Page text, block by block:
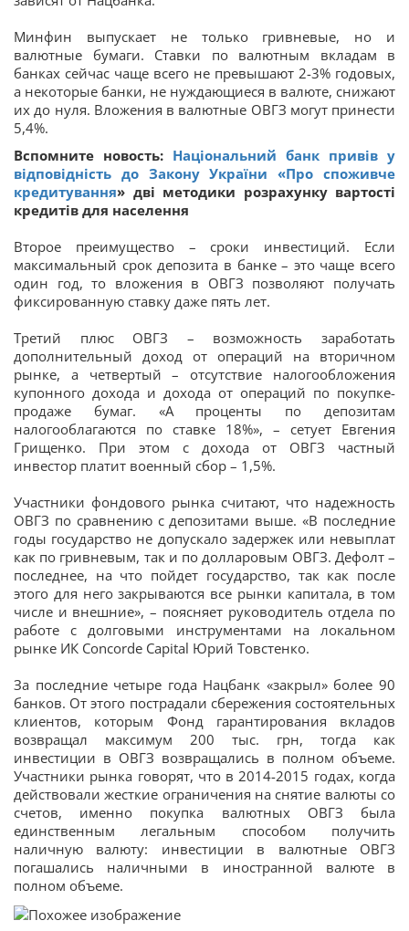
Минфин выпускает не только гривневые, но и
валютные бумаги. Ставки по валютным вкладам в
банках сейчас чаще всего не превышают 2-3% годовых,
а некоторые банки, не нуждающиеся в валюте, снижают
их до нуля. Вложения в валютные ОВГЗ могут принести
5,4%.
Вспомните новость: Національний банк привів у
відповідність до Закону України «Про споживче
кредитування» дві методики розрахунку вартості
кредитів для населення
Второе преимущество – сроки инвестиций. Если
максимальный срок депозита в банке – это чаще всего
один год, то вложения в ОВГЗ позволяют получать
фиксированную ставку даже пять лет.
Третий плюс ОВГЗ – возможность заработать
дополнительный доход от операций на вторичном
рынке, а четвертый – отсутствие налогообложения
купонного дохода и дохода от операций по покупке-
продаже бумаг. «А проценты по депозитам
налогооблагаются по ставке 18%», – сетует Евгения
Грищенко. При этом с дохода от ОВГЗ частный
инвестор платит военный сбор – 1,5%.
Участники фондового рынка считают, что надежность
ОВГЗ по сравнению с депозитами выше. «В последние
годы государство не допускало задержек или невыплат
как по гривневым, так и по долларовым ОВГЗ. Дефолт –
последнее, на что пойдет государство, так как после
этого для него закрываются все рынки капитала, в том
числе и внешние», – поясняет руководитель отдела по
работе с долговыми инструментами на локальном
рынке ИК Concorde Cаpital Юрий Товстенко.
За последние четыре года Нацбанк «закрыл» более 90
банков. От этого пострадали сбережения состоятельных
клиентов, которым Фонд гарантирования вкладов
возвращал максимум 200 тыс. грн, тогда как
инвестиции в ОВГЗ возвращались в полном объеме.
Участники рынка говорят, что в 2014-2015 годах, когда
действовали жесткие ограничения на снятие валюты со
счетов, именно покупка валютных ОВГЗ была
единственным легальным способом получить
наличную валюту: инвестиции в валютные ОВГЗ
погашались наличными в иностранной валюте в
полном объеме.